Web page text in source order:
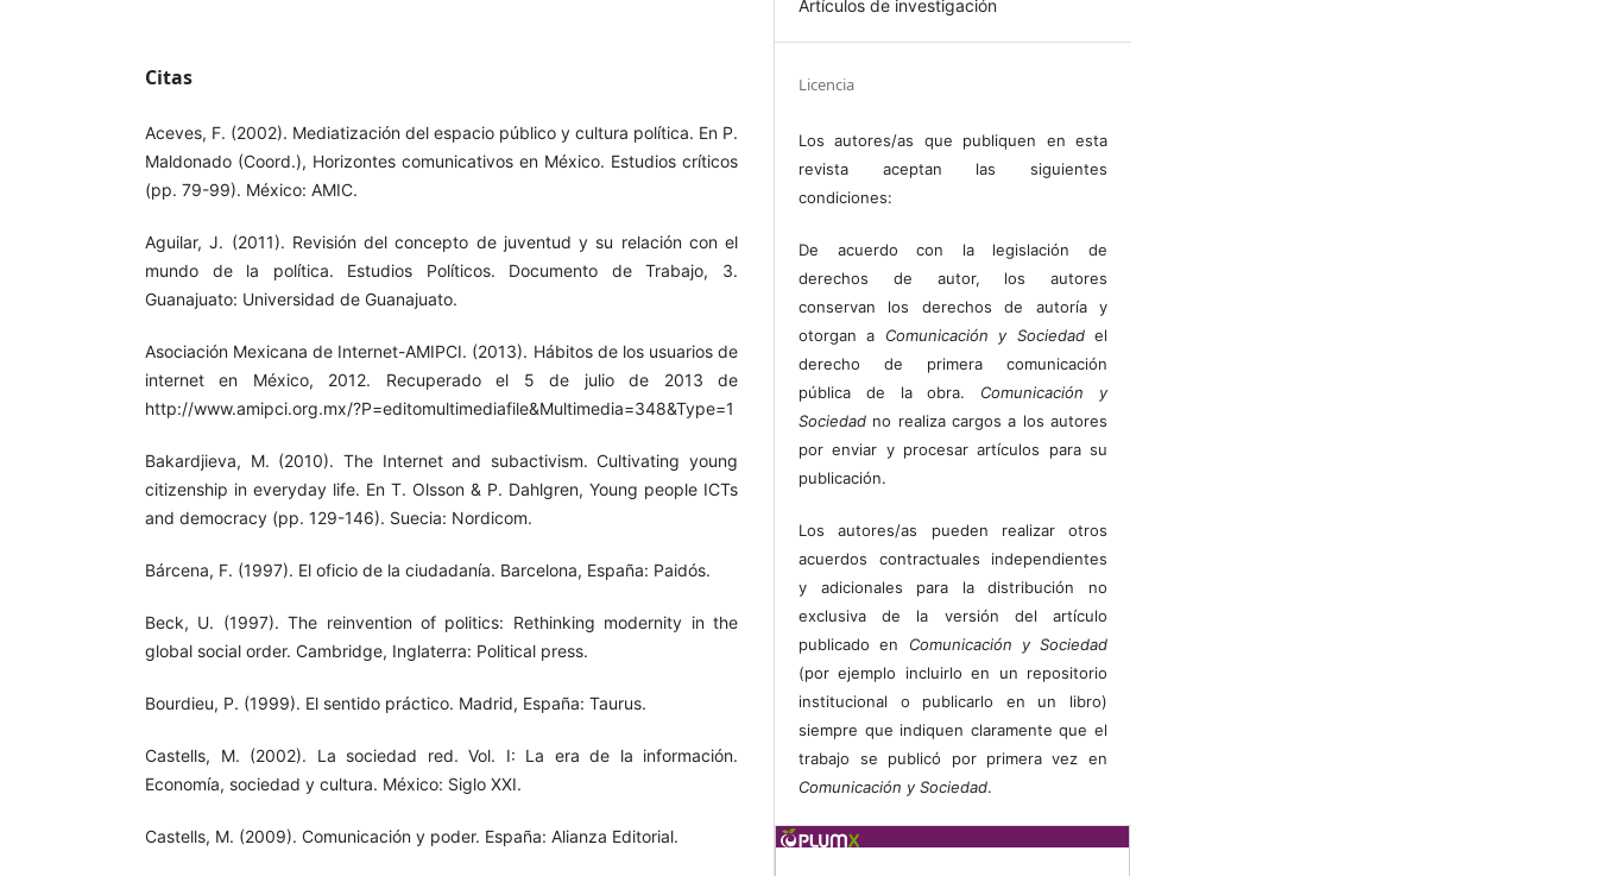
Citas
Aceves, F. (2002). Mediatización del espacio público y cultura política. En P.
Maldonado (Coord.), Horizontes comunicativos en México. Estudios críticos
(pp. 79-99). México: AMIC.
Aguilar, J. (2011). Revisión del concepto de juventud y su relación con el
mundo de la política. Estudios Políticos. Documento de Trabajo, 3.
Guanajuato: Universidad de Guanajuato.
Asociación Mexicana de Internet-AMIPCI. (2013). Hábitos de los usuarios de
internet en México, 2012. Recuperado el 5 de julio de 2013 de
http://www.amipci.org.mx/?P=editomultimediafile&Multimedia=348&Type=1
Bakardjieva, M. (2010). The Internet and subactivism. Cultivating young
citizenship in everyday life. En T. Olsson & P. Dahlgren, Young people ICTs
and democracy (pp. 129-146). Suecia: Nordicom.
Bárcena, F. (1997). El oficio de la ciudadanía. Barcelona, España: Paidós.
Beck, U. (1997). The reinvention of politics: Rethinking modernity in the
global social order. Cambridge, Inglaterra: Political press.
Bourdieu, P. (1999). El sentido práctico. Madrid, España: Taurus.
Castells, M. (2002). La sociedad red. Vol. I: La era de la información.
Economía, sociedad y cultura. México: Siglo XXI.
Castells, M. (2009). Comunicación y poder. España: Alianza Editorial.
Artículos de investigación
Licencia
Los autores/as que publiquen en esta
revista aceptan las siguientes
condiciones:
De acuerdo con la legislación de
derechos de autor, los autores
conservan los derechos de autoría y
otorgan a Comunicación y Sociedadel
derecho de primera comunicación
pública de la obra. Comunicación y
Sociedad no realiza cargos a los autores
por enviar y procesar artículos para su
publicación.
Los autores/as pueden realizar otros
acuerdos contractuales independientes
y adicionales para la distribución no
exclusiva de la versión del artículo
publicado en Comunicación y Sociedad
(por ejemplo incluirlo en un repositorio
institucional o publicarlo en un libro)
siempre que indiquen claramente que el
trabajo se publicó por primera vez en
Comunicación y Sociedad.